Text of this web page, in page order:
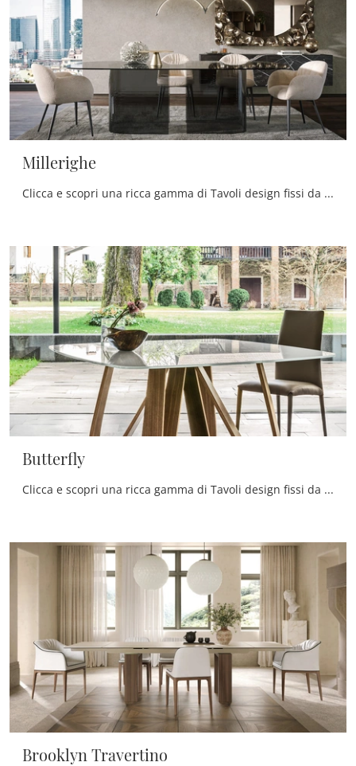
Millerighe
Clicca e scopri una ricca gamma di Tavoli design fissi da pranzo! Il modello Millerighe di Tonin Casa ti sta aspettando.
Butterfly
Clicca e scopri una ricca gamma di Tavoli design fissi da pranzo! Il modello Butterfly di Tonin Casa ti sta aspettando.
Brooklyn Travertino